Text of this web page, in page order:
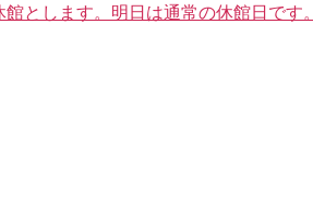
とします。明日は通常の休館日です。